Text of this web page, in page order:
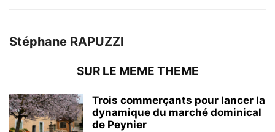
Stéphane RAPUZZI
SUR LE MEME THEME
Trois commerçants pour lancer la
dynamique du marché dominical
de Peynier